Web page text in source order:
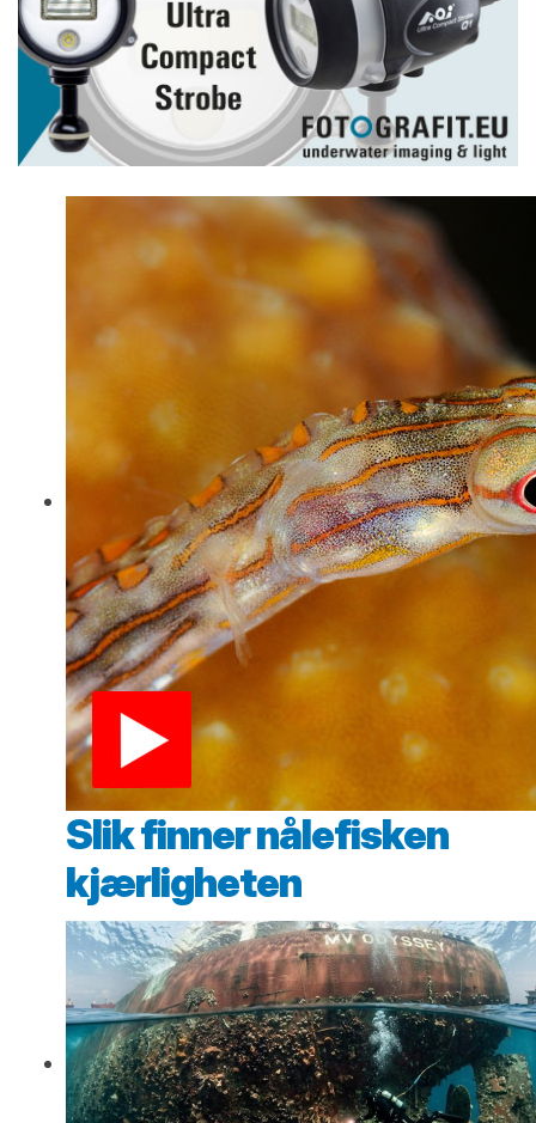
Slik finner nålefisken
kjærligheten